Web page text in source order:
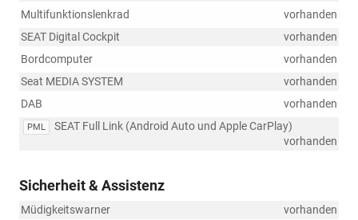
Multifunktionslenkrad
vorhanden
SEAT Digital Cockpit
vorhanden
Bordcomputer
vorhanden
Seat MEDIA SYSTEM
vorhanden
DAB
vorhanden
PML
SEAT Full Link (Android Auto und Apple CarPlay)
vorhanden
Sicherheit & Assistenz
Müdigkeitswarner
vorhanden